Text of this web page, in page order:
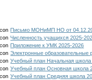
Письмо МОНиМП НО от
Численность учащихся 2025-
Приложение к УМК 2025-2026
Электронные образовательные
Учебный план Начальная школа
Учебный план Основная школа
Учебный план Средняя школа